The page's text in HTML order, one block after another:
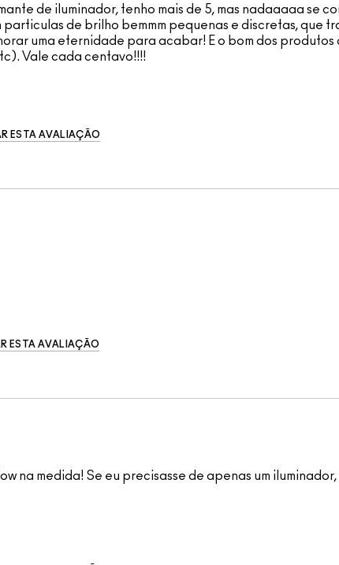
de iluminador, tenho mais de 5, mas nadaaaaa se
de brilho bemmm pequenas e discretas, que
uma eternidade para acabar! E o bom dos produtos
Vale cada centavo!!!!
ESTA AVALIAÇÃO
ESTA AVALIAÇÃO
na medida! Se eu precisasse de apenas um